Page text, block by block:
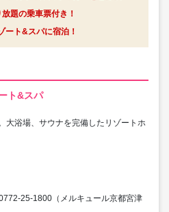
題の乗車票付き！
ート&スパに宿泊！
ト&スパ
大浴場、サウナを完備したリゾートホ
25-1800（メルキュール京都宮津